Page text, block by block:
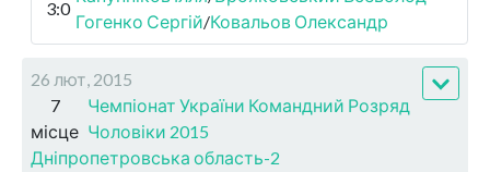
3:0
Гогенко Сергій/Ковальов Олександр
26 лют, 2015
7
місце
Чемпіонат України Командний Розряд
Чоловіки 2015
Дніпропетровська область-2